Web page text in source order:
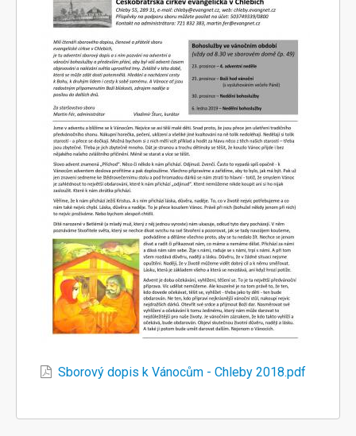
Sborový dopis k Vánocům - Chleby 2018.pdf